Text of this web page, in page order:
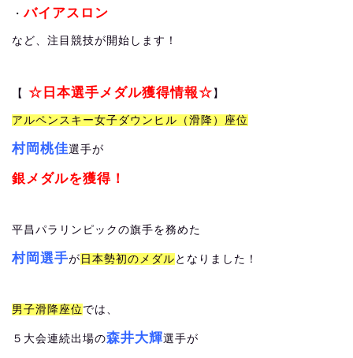
・バイアスロン
など、注目競技が開始します！
【 ☆日本選手メダル獲得情報☆ 】
アルペンスキー女子ダウンヒル（滑降）座位
村岡桃佳選手が
銀メダルを獲得！
平昌パラリンピックの旗手を務めた
村岡選手が 日本勢初のメダル となりました！
男子滑降座位 では、
５大会連続出場の森井大輝選手が